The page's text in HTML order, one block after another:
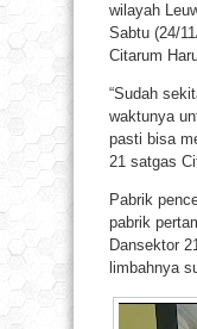
wilayah
Sabtu (24/
Citarum
“Sudah
waktunya
pasti bisa
21 satgas
Pabrik
pabrik
Dansektor
limbahnya